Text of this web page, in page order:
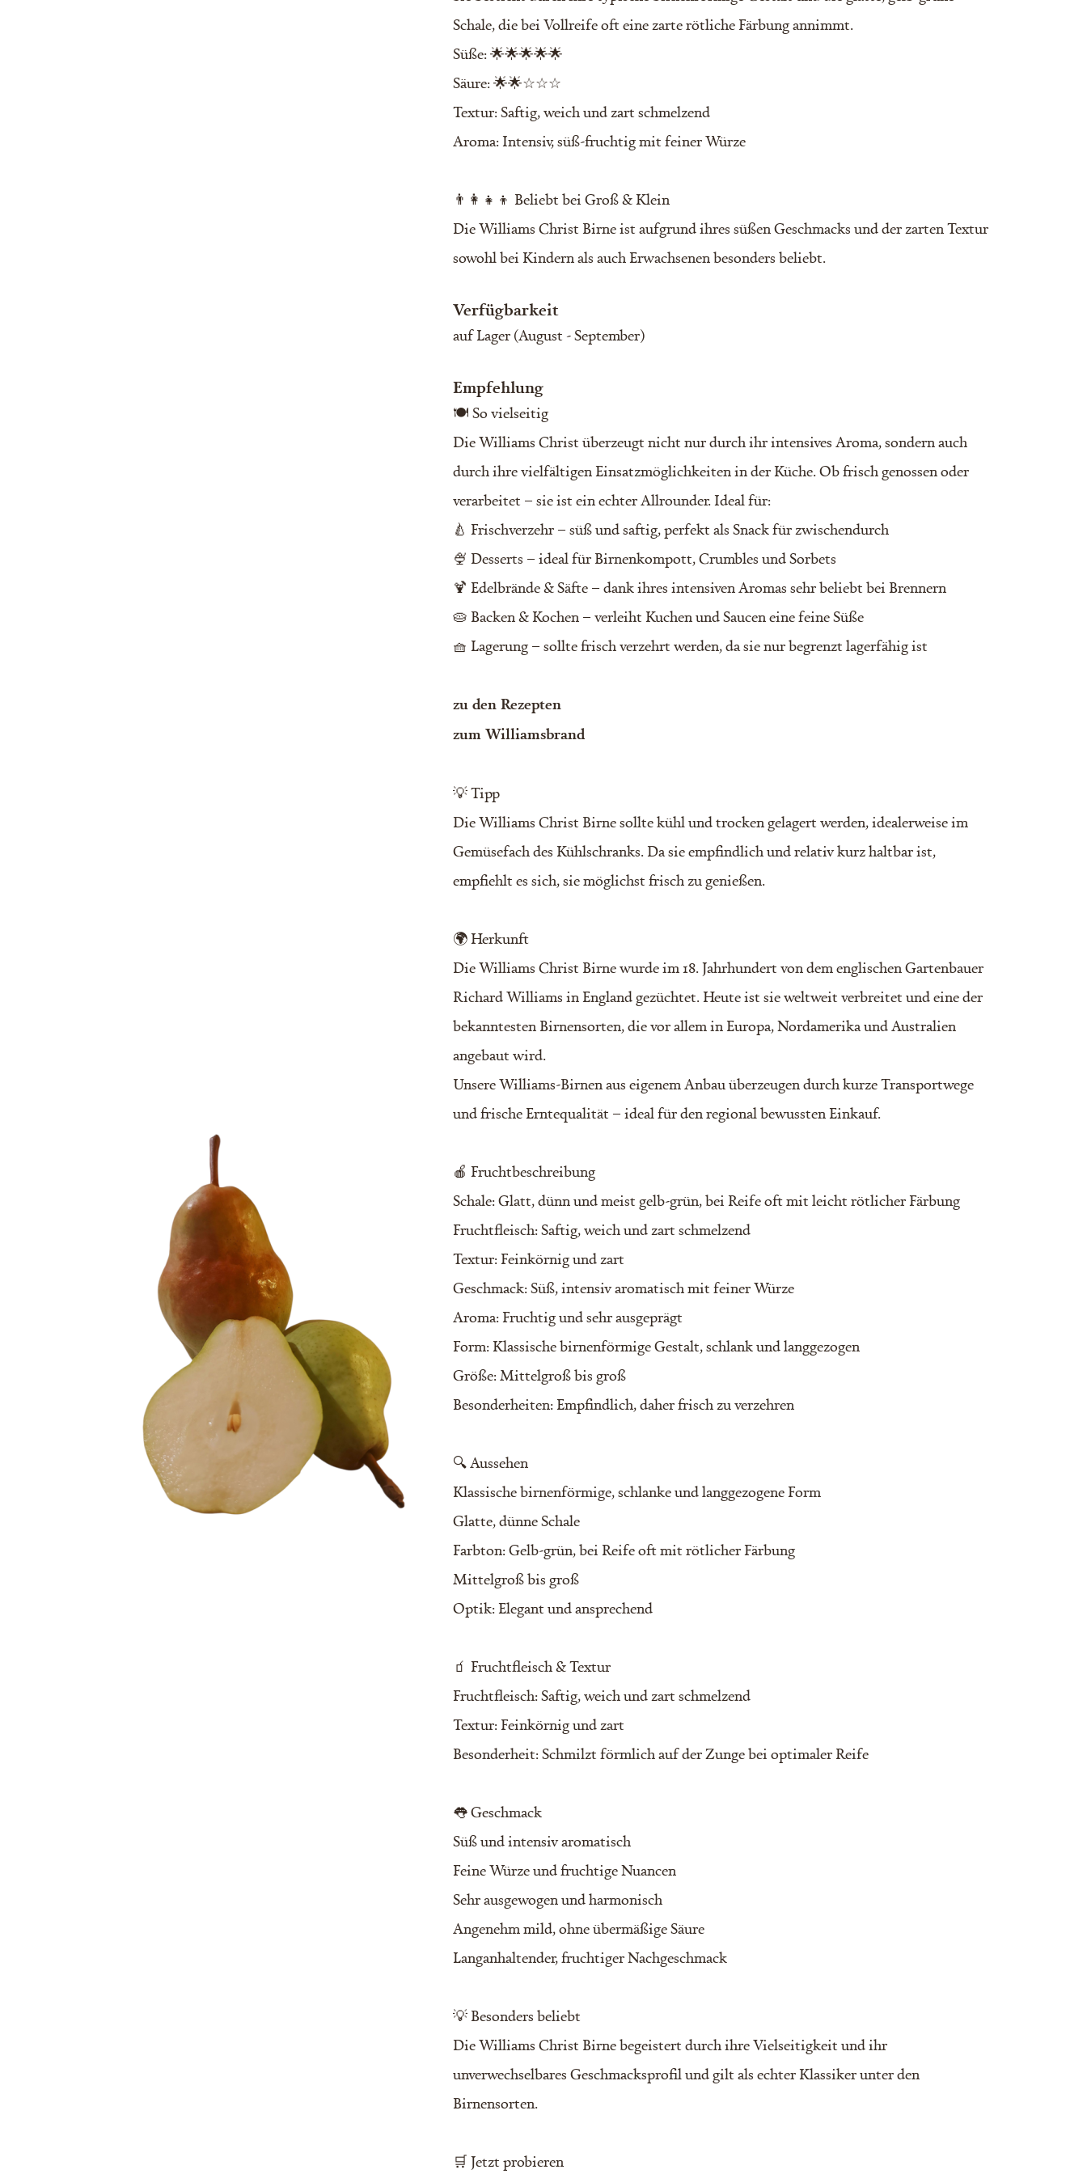
Schale, die bei Vollreife oft eine zarte rötliche Färbung annimmt.
Süße: 🌟🌟🌟🌟🌟
Säure: 🌟🌟☆☆☆
Textur: Saftig, weich und zart schmelzend
Aroma: Intensiv, süß-fruchtig mit feiner Würze
👨‍👩‍👧‍👦 Beliebt bei Groß & Klein
Die Williams Christ Birne ist aufgrund ihres süßen Geschmacks und der zarten Textur
sowohl bei Kindern als auch Erwachsenen besonders beliebt.
Verfügbarkeit
auf Lager (August - September)
Empfehlung
🍽️ So vielseitig
Die Williams Christ überzeugt nicht nur durch ihr intensives Aroma, sondern auch
durch ihre vielfältigen Einsatzmöglichkeiten in der Küche. Ob frisch genossen oder
verarbeitet – sie ist ein echter Allrounder. Ideal für:
🍐 Frischverzehr – süß und saftig, perfekt als Snack für zwischendurch
🍨 Desserts – ideal für Birnenkompott, Crumbles und Sorbets
🍹 Edelbrände & Säfte – dank ihres intensiven Aromas sehr beliebt bei Brennern
🥧 Backen & Kochen – verleiht Kuchen und Saucen eine feine Süße
🧺 Lagerung – sollte frisch verzehrt werden, da sie nur begrenzt lagerfähig ist
zu den Rezepten
zum Williamsbrand
💡 Tipp
Die Williams Christ Birne sollte kühl und trocken gelagert werden, idealerweise im
Gemüsefach des Kühlschranks. Da sie empfindlich und relativ kurz haltbar ist,
empfiehlt es sich, sie möglichst frisch zu genießen.
🌍 Herkunft
Die Williams Christ Birne wurde im 18. Jahrhundert von dem englischen Gartenbauer
Richard Williams in England gezüchtet. Heute ist sie weltweit verbreitet und eine der
bekanntesten Birnensorten, die vor allem in Europa, Nordamerika und Australien
angebaut wird.
Unsere Williams-Birnen aus eigenem Anbau überzeugen durch kurze Transportwege
und frische Erntequalität – ideal für den regional bewussten Einkauf.
🍎 Fruchtbeschreibung
Schale: Glatt, dünn und meist gelb-grün, bei Reife oft mit leicht rötlicher Färbung
Fruchtfleisch: Saftig, weich und zart schmelzend
Textur: Feinkörnig und zart
Geschmack: Süß, intensiv aromatisch mit feiner Würze
Aroma: Fruchtig und sehr ausgeprägt
Form: Klassische birnenförmige Gestalt, schlank und langgezogen
Größe: Mittelgroß bis groß
Besonderheiten: Empfindlich, daher frisch zu verzehren
🔍 Aussehen
Klassische birnenförmige, schlanke und langgezogene Form
Glatte, dünne Schale
Farbton: Gelb-grün, bei Reife oft mit rötlicher Färbung
Mittelgroß bis groß
Optik: Elegant und ansprechend
🧃 Fruchtfleisch & Textur
Fruchtfleisch: Saftig, weich und zart schmelzend
Textur: Feinkörnig und zart
Besonderheit: Schmilzt förmlich auf der Zunge bei optimaler Reife
👅 Geschmack
Süß und intensiv aromatisch
Feine Würze und fruchtige Nuancen
Sehr ausgewogen und harmonisch
Angenehm mild, ohne übermäßige Säure
Langanhaltender, fruchtiger Nachgeschmack
💡 Besonders beliebt
Die Williams Christ Birne begeistert durch ihre Vielseitigkeit und ihr
unverwechselbares Geschmacksprofil und gilt als echter Klassiker unter den
Birnensorten.
🛒 Jetzt probieren